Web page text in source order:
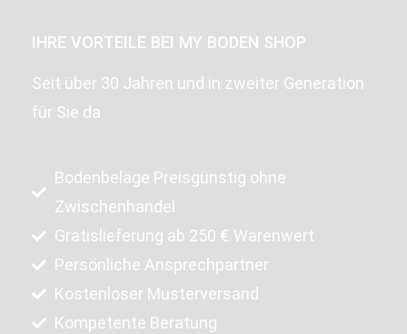
IHRE VORTEILE BEI MY BODEN SHOP
Seit über 30 Jahren und in zweiter Generation
für Sie da
Bodenbeläge Preisgünstig ohne
Zwischenhandel
Gratislieferung ab 250 € Warenwert
Persönliche Ansprechpartner
Kostenloser Musterversand
Kompetente Beratung